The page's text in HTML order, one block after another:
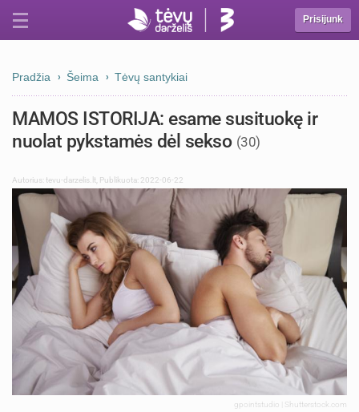
Prisijunk
Pradžia Šeima Tėvų santykiai
MAMOS ISTORIJA: esame susituokę ir
nuolat pykstamės dėl sekso (30)
Autorius:tevu-darzelis.lt Publikuota: 2022-06-22
gpointstudio | Shutterstock.com